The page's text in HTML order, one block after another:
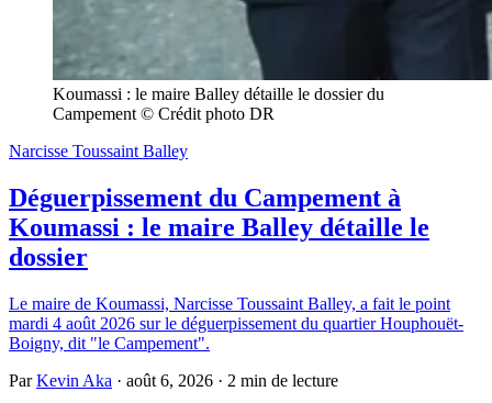
Koumassi : le maire Balley détaille le dossier du
Campement © Crédit photo DR
Narcisse Toussaint Balley
Déguerpissement du Campement à
Koumassi : le maire Balley détaille le
dossier
Le maire de Koumassi, Narcisse Toussaint Balley, a fait le point
mardi 4 août 2026 sur le déguerpissement du quartier Houphouët-
Boigny, dit "le Campement".
ParKevin Aka · août 6, 2026 · 2 min de lecture